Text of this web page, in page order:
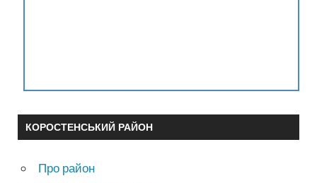
КОРОСТЕНСЬКИЙ РАЙОН
Про район